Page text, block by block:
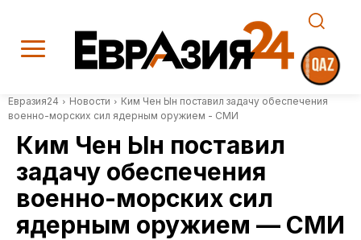
Евразия24 Новости
Ким Чен Ын поставил задачу обеспечения
военно-морских сил ядерным оружием - СМИ
Ким Чен Ын поставил
задачу обеспечения
военно-морских сил
ядерным оружием — СМИ